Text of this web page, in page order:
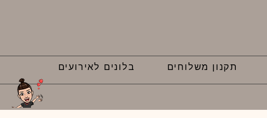
תקנון משלוחים בלונים לאירועים